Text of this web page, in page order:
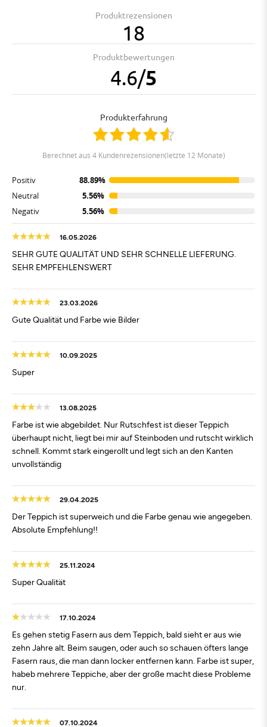
Produktrezensionen
18
Produktbewertungen
4.6/5
Produkterfahrung
berechnet aus 4 Kundenrezensionen(letzte 12 Monate)
Positiv
88.89%
Neutral
5.56%
Negativ
5.56%
16.05.2026
SEHR GUTE QUALITÄT UND SEHR SCHNELLE LIEFERUNG.
SEHR EMPFEHLENSWERT
23.03.2026
Gute Qualität und Farbe wie Bilder
10.09.2025
Super
13.08.2025
Farbe ist wie abgebildet. Nur Rutschfest ist dieser Teppich
überhaupt nicht, liegt bei mir auf Steinboden und rutscht wirklich
schnell. Kommt stark eingerollt und legt sich an den Kanten
unvollständig
29.04.2025
Der Teppich ist superweich und die Farbe genau wie angegeben.
Absolute Empfehlung!!
25.11.2024
Super Qualität
17.10.2024
Es gehen stetig Fasern aus dem Teppich, bald sieht er aus wie
zehn Jahre alt. Beim saugen, oder auch so schauen öfters lange
Fasern raus, die man dann locker entfernen kann. Farbe ist super,
habeb mehrere Teppiche, aber der große macht diese Probleme
nur.
07.10.2024